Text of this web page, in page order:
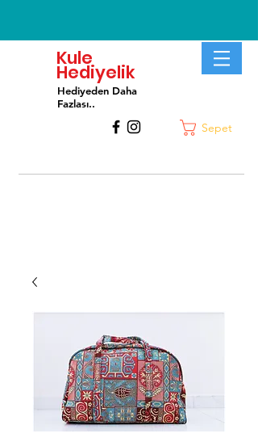
Kule
Hediyelik
Hediyeden Daha
Fazlası..
Sepet